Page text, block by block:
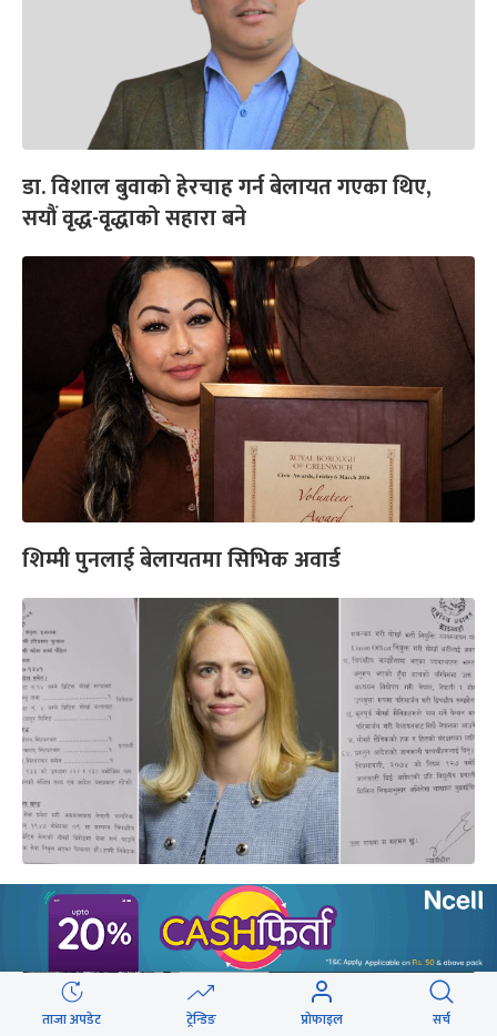
डा. विशाल बुवाको हेरचाह गर्न बेलायत गएका थिए,
सयौं वृद्ध-वृद्धाको सहारा बने
शिम्मी पुनलाई बेलायतमा सिभिक अवार्ड
भूपूगोर्खा सैनिकसम्बन्धी सर्वोच्चको आदेशमा बेलायतले
भन्यो- समीक्षा गरिरहेका छौं
ताजा अपडेट ट्रेन्डिङ प्रोफाइल सर्च